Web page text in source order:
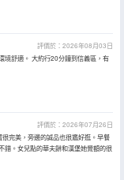
評價於：2026年08月03日
境舒適。 大約行20分鐘到信義區，有
評價於：2026年07月26日
完美，旁邊的誠品也很尷好逛。早餐
錯。女兒點的華夫餅和漢堡她覺額的很